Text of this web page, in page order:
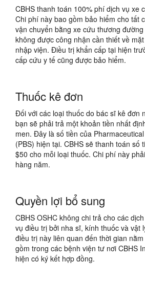
CBHS thanh toán 100% phí dịch vụ xe
Chi phí này bao gồm bảo hiểm cho tất
vận chuyển bằng xe cứu thương
không được công nhận cần thiết về
nhập viện. Điều trị khẩn cấp tại hiện
cấp cứu y tế cũng được bảo hiểm.
Thuốc kê đơn
Đối với các loại thuốc do bác sĩ kê đơn
bạn sẽ phải trả một khoản tiền nhất
men. Đây là số tiền của
(PBS) hiện tại. CBHS sẽ thanh toán số
$50 cho mỗi loại thuốc. Chi phí này
hàng năm.
Quyền lợi bổ sung
CBHS OSHC không chi trả cho các
vụ điều trị bởi nha sĩ, kính thuốc và vật
điều trị này liên quan đến thời gian
gồm trong các bệnh viện tư nơi CBHS
hiện có ký kết hợp đồng.